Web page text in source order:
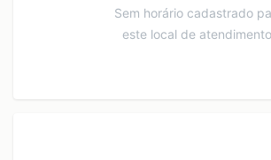
Sem horário cadastrado
este local de